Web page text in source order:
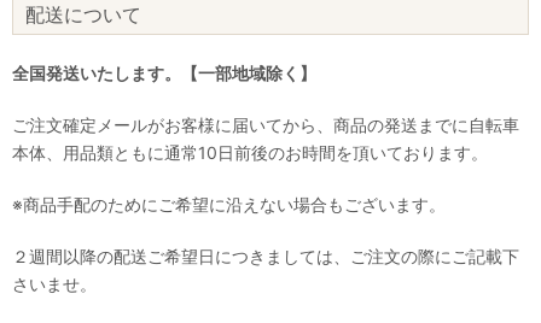
配送について
全国発送いたします。【一部地域除く】
ご注文確定メールがお客様に届いてから、商品の発送までに自転車
本体、用品類ともに通常10日前後のお時間を頂いております。
※商品手配のためにご希望に沿えない場合もございます。
２週間以降の配送ご希望日につきましては、ご注文の際にご記載下
さいませ。